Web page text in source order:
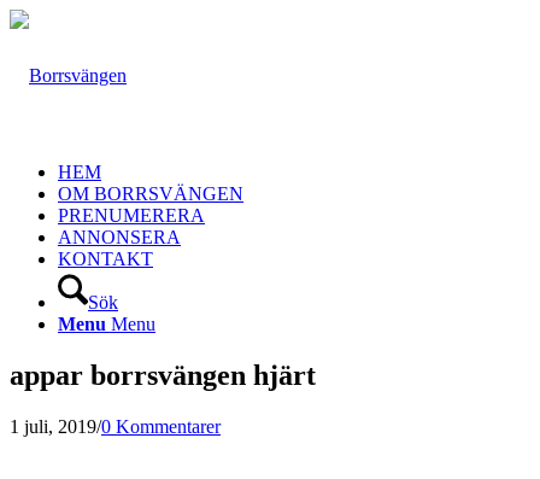
HEM
OM BORRSVÄNGEN
PRENUMERERA
ANNONSERA
KONTAKT
Sök
Menu Menu
appar borrsvängen hjärt
1 juli, 2019/0 Kommentarer